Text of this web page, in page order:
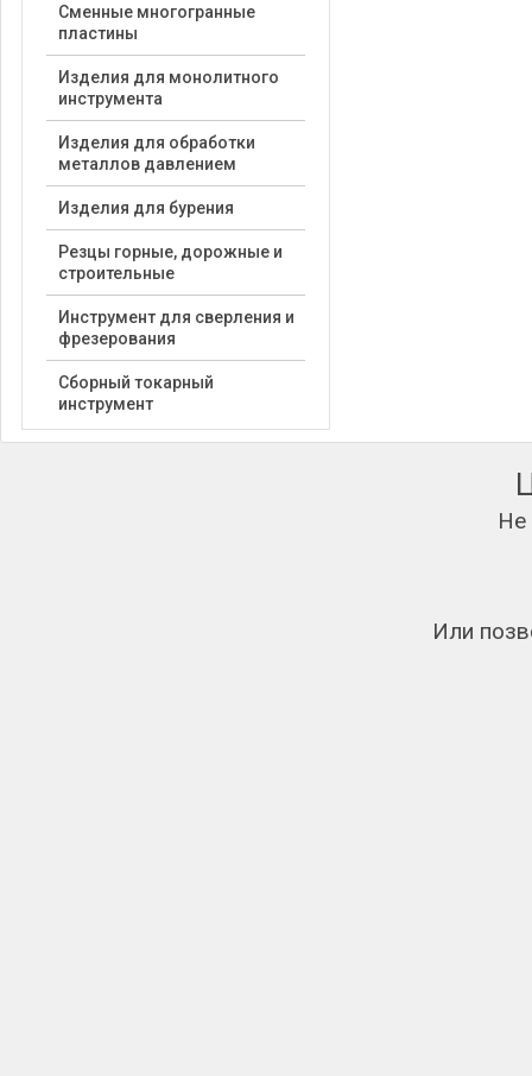
Cменные многогранные
пластины
Изделия для монолитного
инструмента
Изделия для обработки
металлов давлением
Изделия для бурения
Резцы горные, дорожные и
строительные
Инструмент для сверления и
фрезерования
Сборный токарный
инструмент
Не
Или